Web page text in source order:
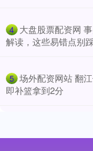
4 大盘股票配资网
解读，这些易错点别
5 场外配资网站 翻
即补篮拿到2分